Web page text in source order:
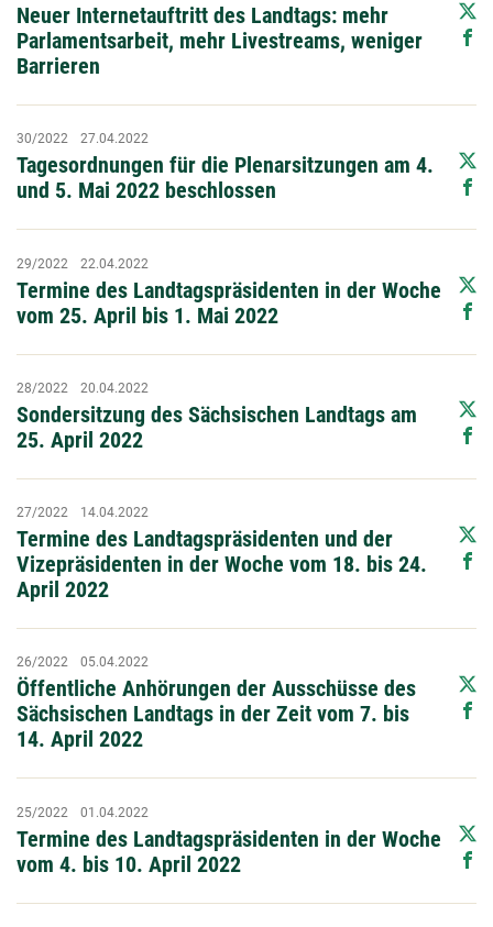
Neuer Internetauftritt des Landtags: mehr
Parlamentsarbeit, mehr Livestreams, weniger
Barrieren
Tagesordnungen für die Plenarsitzungen am 4.
und 5. Mai 2022 beschlossen
30/2022 27.04.2022
Termine des Landtagspräsidenten in der Woche
vom 25. April bis 1. Mai 2022
29/2022 22.04.2022
Sondersitzung des Sächsischen Landtags am
25. April 2022
28/2022 20.04.2022
Termine des Landtagspräsidenten und der
Vizepräsidenten in der Woche vom 18. bis 24.
April 2022
27/2022 14.04.2022
Öffentliche Anhörungen der Ausschüsse des
Sächsischen Landtags in der Zeit vom 7. bis
14. April 2022
26/2022 05.04.2022
Termine des Landtagspräsidenten in der Woche
vom 4. bis 10. April 2022
25/2022 01.04.2022